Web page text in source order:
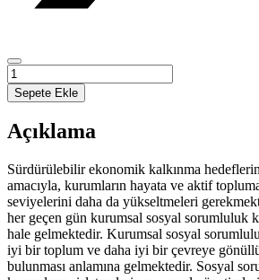
Kurumsal
Sosyal
İnovasyon
Sepete Ekle
Açıklama
Sürdürülebilir ekonomik kalkınma
amacıyla, kurumların hayata ve aktif
seviyelerini daha da yükseltmeleri
her geçen gün kurumsal sosyal sorumluluk
hale gelmektedir. Kurumsal sosyal
iyi bir toplum ve daha iyi bir çevreye
bulunması anlamına gelmektedir. Sosyal